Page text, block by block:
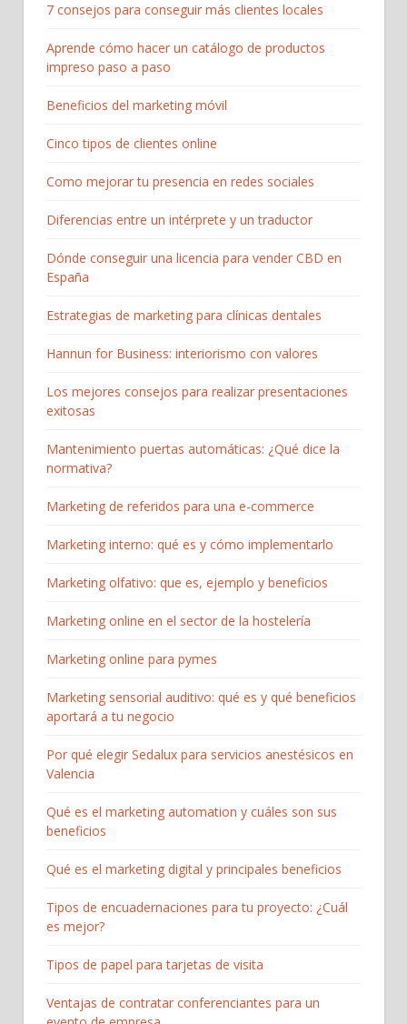
7 consejos para conseguir más clientes locales
Aprende cómo hacer un catálogo de productos
impreso paso a paso
Beneficios del marketing móvil
Cinco tipos de clientes online
Como mejorar tu presencia en redes sociales
Diferencias entre un intérprete y un traductor
Dónde conseguir una licencia para vender CBD en
España
Estrategias de marketing para clínicas dentales
Hannun for Business: interiorismo con valores
Los mejores consejos para realizar presentaciones
exitosas
Mantenimiento puertas automáticas: ¿Qué dice la
normativa?
Marketing de referidos para una e-commerce
Marketing interno: qué es y cómo implementarlo
Marketing olfativo: que es, ejemplo y beneficios
Marketing online en el sector de la hostelería
Marketing online para pymes
Marketing sensorial auditivo: qué es y qué beneficios
aportará a tu negocio
Por qué elegir Sedalux para servicios anestésicos en
Valencia
Qué es el marketing automation y cuáles son sus
beneficios
Qué es el marketing digital y principales beneficios
Tipos de encuadernaciones para tu proyecto: ¿Cuál
es mejor?
Tipos de papel para tarjetas de visita
Ventajas de contratar conferenciantes para un